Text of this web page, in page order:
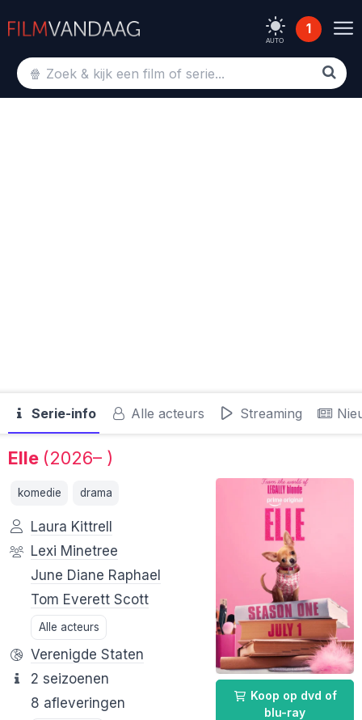
AUTO
1
Serie-info Alle acteurs Streaming
Elle (2026– )
Koop op dvd of
blu-ray
komedie drama
Laura Kittrell
Lexi Minetree
June Diane Raphael
Tom Everett Scott
Alle acteurs
Verenigde Staten
2 seizoenen
8 afleveringen